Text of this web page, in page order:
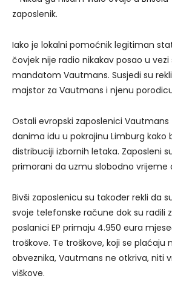
zaposlenik.
Iako je lokalni pomoćnik legitiman
čovjek nije radio nikakav posao u vezi
mandatom Vautmans. Susjedi su
majstor za Vautmans i njenu
Ostali evropski zaposlenici
danima idu u pokrajinu Limburg kako
distribuciji izbornih letaka. Zaposleni
primorani da uzmu slobodno vrijeme
Bivši zaposlenicu su također rekli da
svoje telefonske račune dok su radili
poslanici EP primaju 4.950 eura
troškove. Te troškove, koji se plaćaju
obveznika, Vautmans ne otkriva, niti
viškove.